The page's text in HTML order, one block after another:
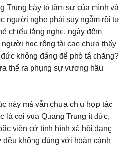
Trung bày tỏ tâm sự của mình và
người nghe phải suy ngẫm rồi tự
chiếu lắng nghe, ngày đêm
học rộng tài cao chưa thấy
không đáng để phò tá chăng?
thể ra phụng sự vương hầu
này mà vẫn chưa chịu hợp tác
là coi vua Quang Trung ít đức,
viện cớ tình hình xã hội đang
đều không đúng với hoàn cảnh